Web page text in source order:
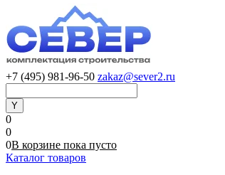
+7 (495) 981-96-50 zakaz@sever2.ru
0
0
0В корзине пока пусто
Каталог товаров